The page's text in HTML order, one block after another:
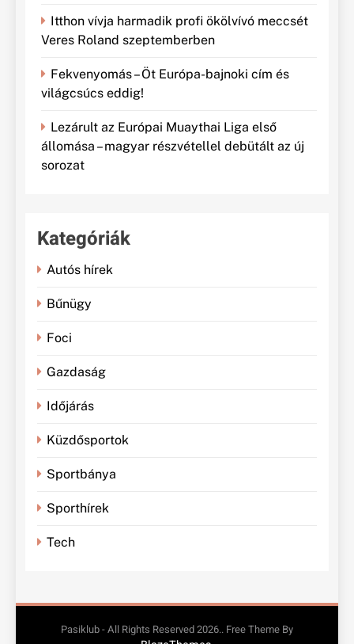
Itthon vívja harmadik profi ökölvívó meccsét
Veres Roland szeptemberben
Fekvenyomás – Öt Európa-bajnoki cím és
világcsúcs eddig!
Lezárult az Európai Muaythai Liga első
állomása – magyar részvétellel debütált az új
sorozat
Kategóriák
Autós hírek
Bűnügy
Foci
Gazdaság
Időjárás
Küzdősportok
Sportbánya
Sporthírek
Tech
Pasiklub - All Rights Reserved 2026.. Free Theme By